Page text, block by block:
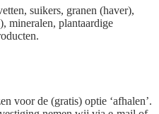
suikers, granen (haver),
mineralen, plantaardige
voor de (gratis) optie ‘afhalen’.